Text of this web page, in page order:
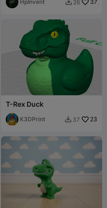
HpInvent  26 37
T-Rex Duck
K3DPrint  37 23